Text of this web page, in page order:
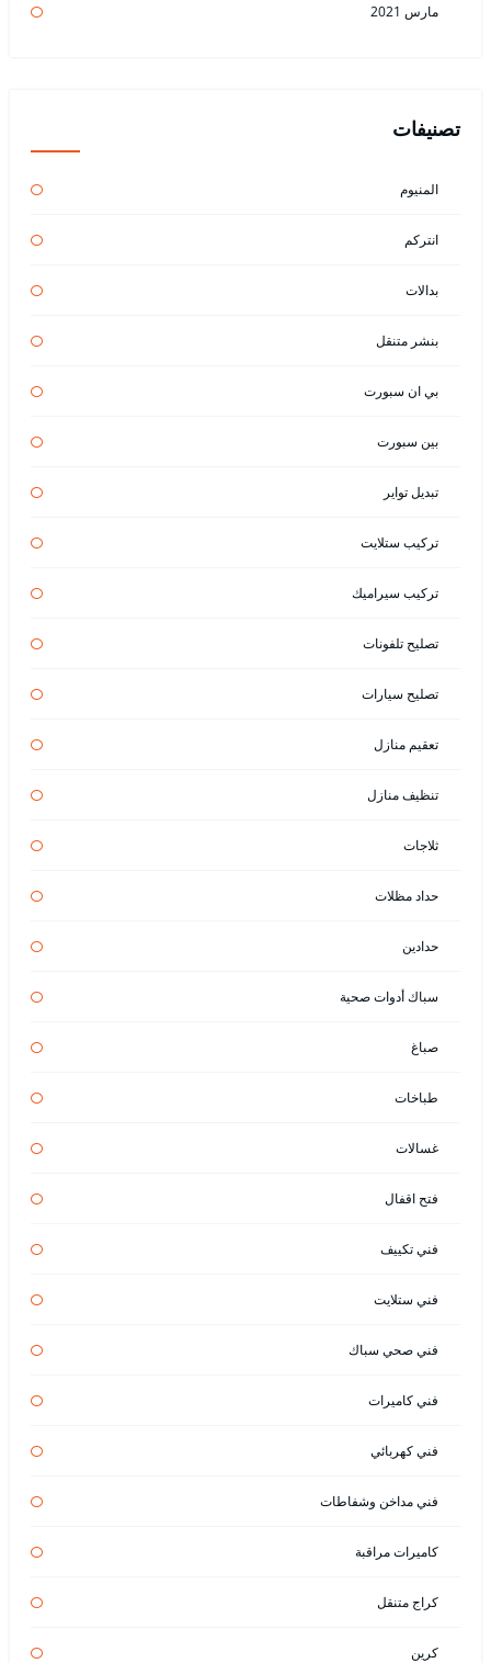
مارس 2021
تصنيفات
المنيوم
انتركم
بدالات
بنشر متنقل
بي ان سبورت
بين سبورت
تبديل تواير
تركيب ستلايت
تركيب سيراميك
تصليح تلفونات
تصليح سيارات
تعقيم منازل
تنظيف منازل
ثلاجات
حداد مظلات
حدادين
سباك أدوات صحية
صباغ
طباخات
غسالات
فتح اقفال
فني تكييف
فني ستلايت
فني صحي سباك
فني كاميرات
فني كهربائي
فني مداخن وشفاطات
كاميرات مراقبة
كراج متنقل
كرين